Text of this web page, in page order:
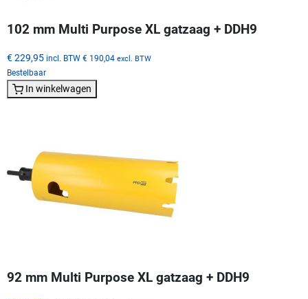
102 mm Multi Purpose XL gatzaag + DDH9
€ 229,95 incl. BTW € 190,04 excl. BTW
Bestelbaar
In winkelwagen
92 mm Multi Purpose XL gatzaag + DDH9